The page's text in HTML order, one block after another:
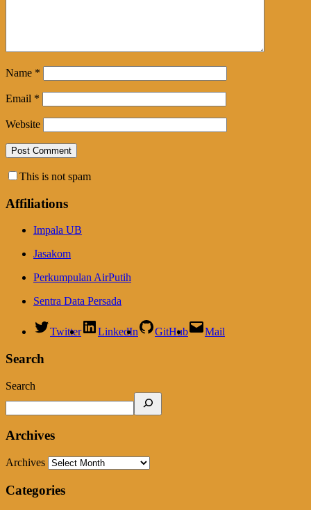
Name *
Email *
Website
This is not spam
Affiliations
Impala UB
Jasakom
Perkumpulan AirPutih
Sentra Data Persada
Twitter LinkedIn GitHub Mail
Search
Search
Archives
Archives
Categories